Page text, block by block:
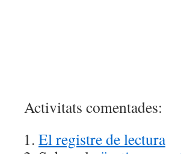
Activitats comentades:
El registre de lectura